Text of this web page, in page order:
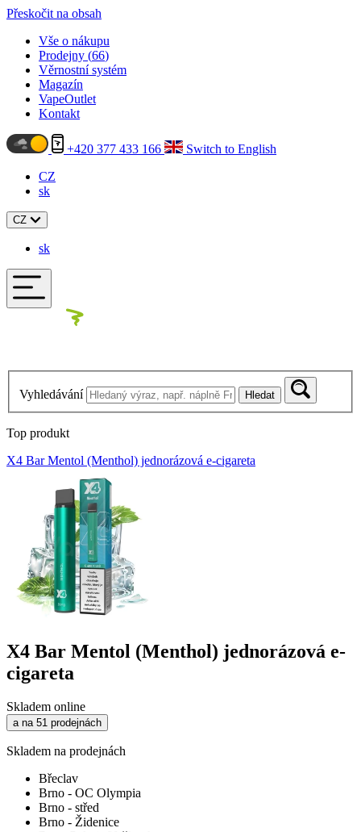
Přeskočit na obsah
Vše o nákupu
Prodejny (66)
Věrnostní systém
Magazín
VapeOutlet
Kontakt
+420 377 433 166
Switch to English
CZ
sk
CZ
sk
Vyhledávání Hledat
Top produkt
X4 Bar Mentol (Menthol) jednorázová e-cigareta
X4 Bar Mentol (Menthol) jednorázová e-
cigareta
Skladem online
a na 51 prodejnách
Skladem na prodejnách
Břeclav
Brno - OC Olympia
Brno - střed
Brno - Židenice